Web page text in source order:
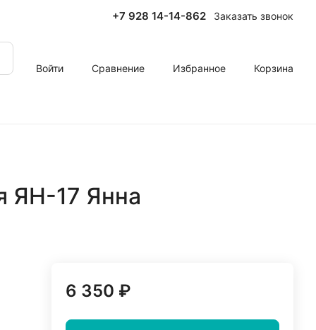
+7 928 14-14-862 Заказать звонок
Войти Сравнение Избранное Корзина
ЯН-17 Янна
6 350 ₽